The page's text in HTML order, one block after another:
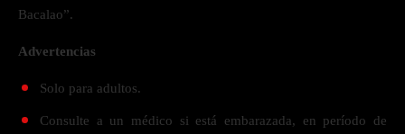
Bacalao”.
Advertencias
Solo para adultos.
Consulte a un médico si está embarazada, en período de